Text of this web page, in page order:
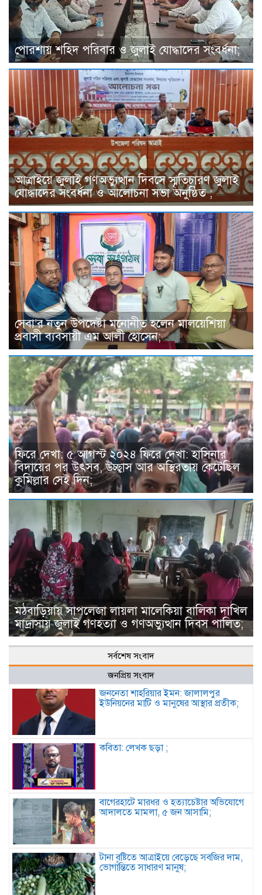
পোরশায় শহিদ পরিবার ও জুলাই যোদ্ধাদের সংবর্ধনা;
আত্রাইয়ে জুলাই গণঅভ্যুত্থান দিবসে স্মৃতিচারণ জুলাই
যোদ্ধাদের সংবর্ধনা ও আলোচনা সভা অনুষ্ঠিত ;
সেবা’র নতুন উপদেষ্টা মনোনীত হলেন মালয়েশিয়া
প্রবাসী ব্যবসায়ী এম আলী হোসেন;
ফিরে দেখা: ৫ আগস্ট ২০২৪ ফিরে দেখা: হাসিনার
বিদায়ের পর উৎসব, উচ্ছ্বাস আর অস্থিরতায় কেটেছিল
কুমিল্লার সেই দিন;
মঠবাড়িয়ায় সাপলেজা লায়লা মালেকিয়া বালিকা দাখিল
মাদ্রাসায় জুলাই গণহত্যা ও গণঅভ্যুত্থান দিবস পালিত;
সর্বশেষ সংবাদ
জনপ্রিয় সংবাদ
জননেতা শাহরিয়ার ইমন: জালালপুর
ইউনিয়নের মাটি ও মানুষের আস্থার প্রতীক;
কবিতা: লেখক ছড়া ;
বাগেরহাটে মারধর ও হত্যাচেষ্টার অভিযোগে
আদালতে মামলা, ৫ জন আসামি;
টানা বৃষ্টিতে আত্রাইয়ে বেড়েছে সবজির দাম,
ভোগান্তিতে সাধারণ মানুষ;